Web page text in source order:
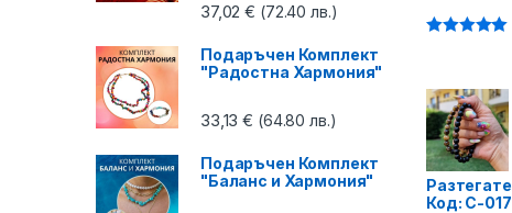
37,02€ (72.40 лв.)
Подаръчен Комплект
"Радостна Хармония"
33,13€ (64.80 лв.)
Подаръчен Комплект
"Баланс и Хармония"
Код: C-017